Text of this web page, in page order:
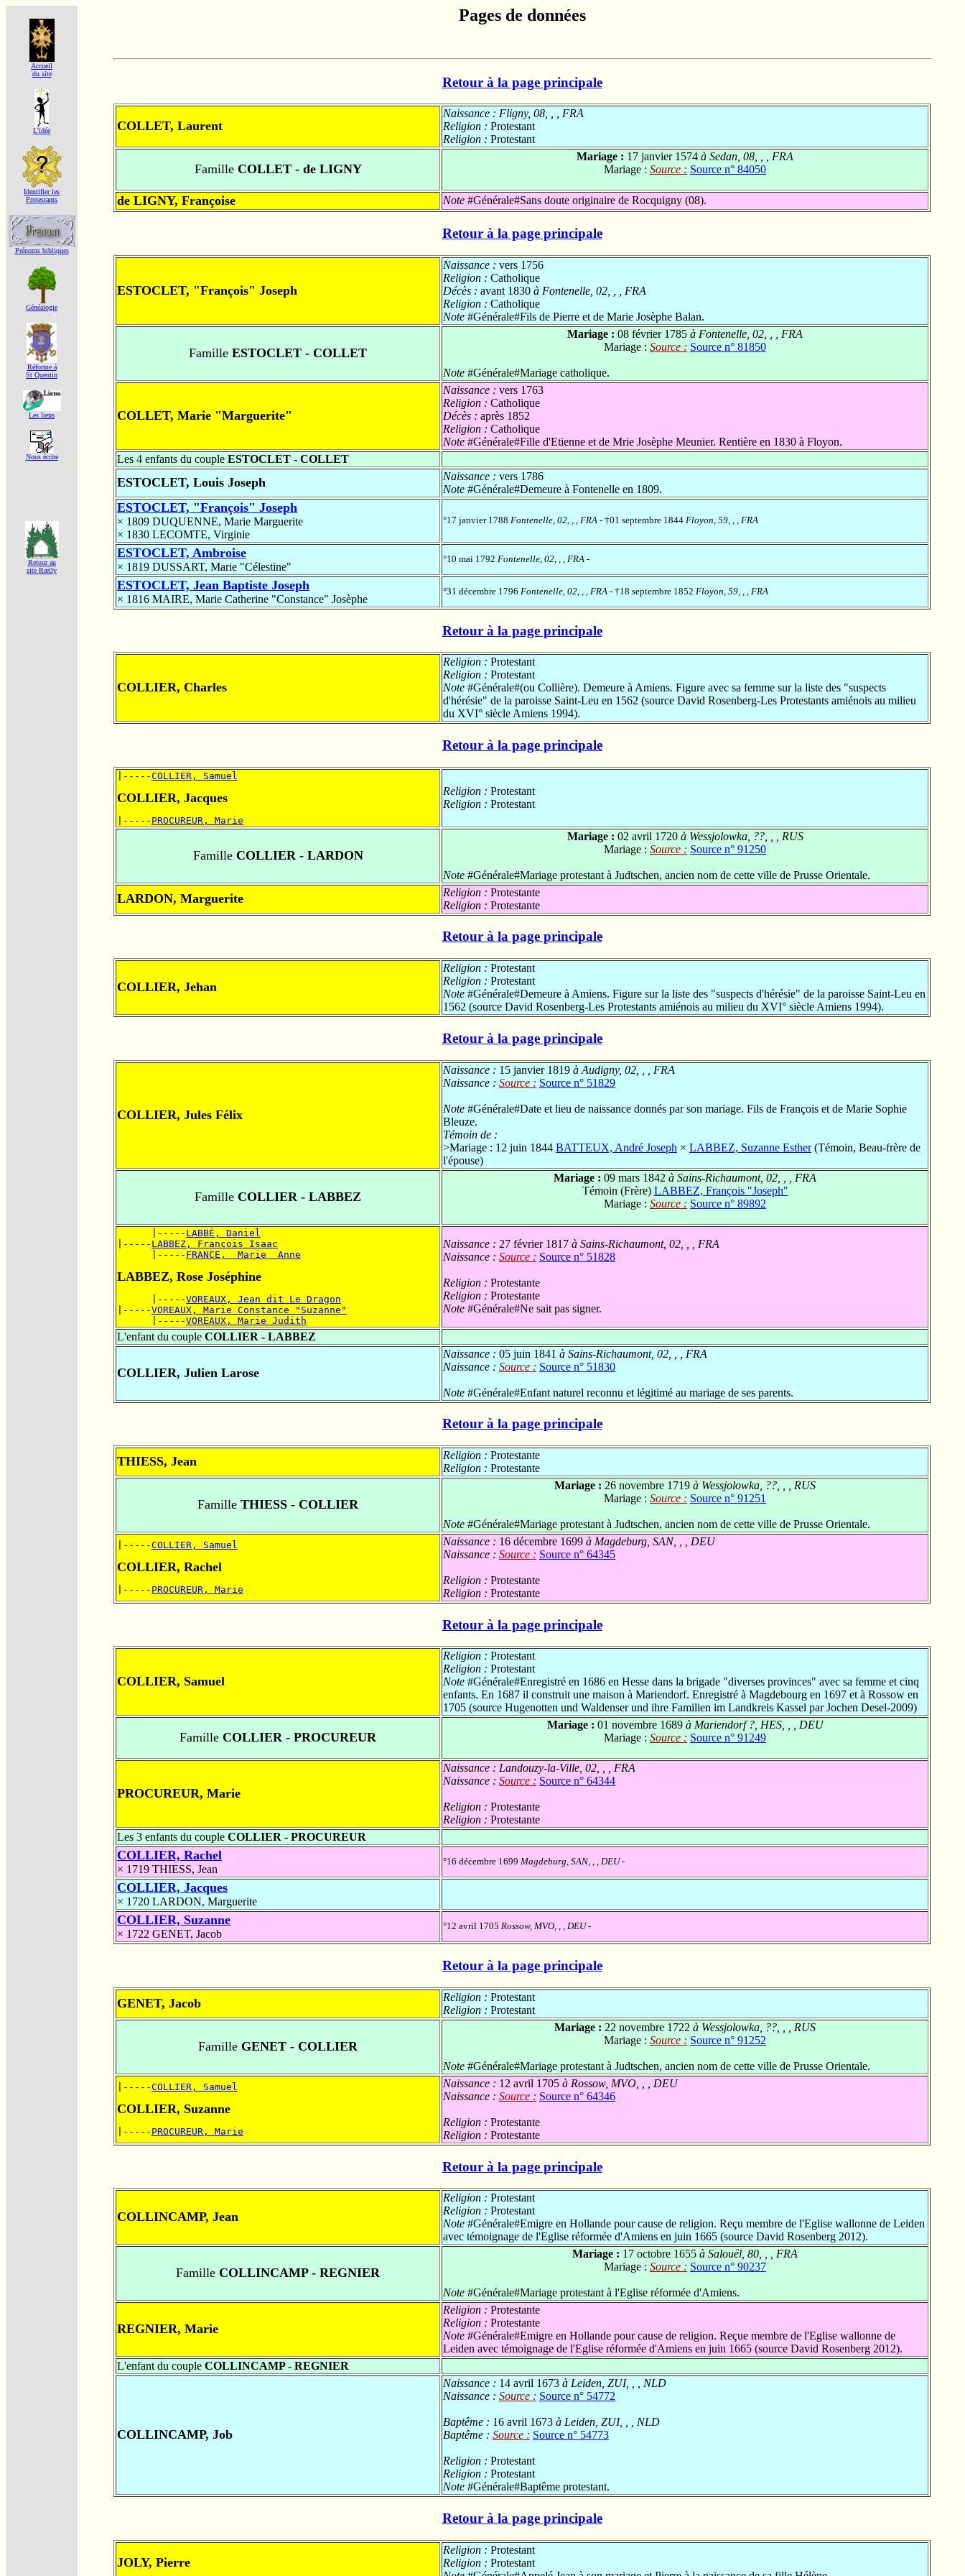
Accueil
du site
L'idée
Identifier les
Protestants
Prénoms bibliques
Généalogie
Réforme á
St Quentin
Les liens
Nous écrire
Retour au
site Rœlly
Pages de données
Retour à la page principale
COLLET, Laurent
Naissance : Fligny, 08, , , FRA
Religion : Protestant
Religion : Protestant
FamilleCOLLET - de LIGNY
Mariage : 17 janvier 1574 à Sedan, 08, , , FRA
Mariage : Source : Source n° 84050
de LIGNY, Françoise Note #Générale#Sans doute originaire de Rocquigny (08).
Retour à la page principale
ESTOCLET, "François" Joseph
Naissance : vers 1756
Religion : Catholique
Décès : avant 1830 à Fontenelle, 02, , , FRA
Religion : Catholique
Note #Générale#Fils de Pierre et de Marie Josèphe Balan.
Famille ESTOCLET - COLLET
Mariage : 08 février 1785 à Fontenelle, 02, , , FRA
Mariage : Source : Source n° 81850
Note #Générale#Mariage catholique.
COLLET, Marie "Marguerite"
Naissance : vers 1763
Religion : Catholique
Décès : après 1852
Religion : Catholique
Note #Générale#Fille d'Etienne et de Mrie Josèphe Meunier. Rentière en 1830 à Floyon.
Les 4 enfants du couple ESTOCLET - COLLET
ESTOCLET, Louis Joseph Naissance : vers 1786
Note #Générale#Demeure à Fontenelle en 1809.
ESTOCLET, "François" Joseph
× 1809 DUQUENNE, Marie Marguerite
× 1830 LECOMTE, Virginie
°17 janvier 1788 Fontenelle, 02, , , FRA - †01 septembre 1844 Floyon, 59, , , FRA
ESTOCLET, Ambroise
× 1819 DUSSART, Marie "Célestine"
°10 mai 1792 Fontenelle, 02, , , FRA -
ESTOCLET, Jean Baptiste Joseph
× 1816 MAIRE, Marie Catherine "Constance" Josèphe
°31 décembre 1796 Fontenelle, 02, , , FRA - †18 septembre 1852 Floyon, 59, , , FRA
Retour à la page principale
COLLIER, Charles
Religion : Protestant
Religion : Protestant
Note #Générale#(ou Collière). Demeure à Amiens. Figure avec sa femme sur la liste des "suspects
d'hérésie" de la paroisse Saint-Leu en 1562 (source David Rosenberg-Les Protestants amiénois au milieu
du XVI° siècle Amiens 1994).
Retour à la page principale
|-----COLLIER, Samuel
COLLIER, Jacques
|----- PROCUREUR, Marie
Religion : Protestant
Religion : Protestant
FamilleCOLLIER - LARDON
Mariage : 02 avril 1720à Wessjolowka, ??, , , RUS
Mariage : Source : Source n° 91250
Note #Générale#Mariage protestant à Judtschen, ancien nom de cette ville de Prusse Orientale.
LARDON, Marguerite Religion : Protestante
Religion : Protestante
Retour à la page principale
COLLIER, Jehan
Religion : Protestant
Religion : Protestant
Note #Générale#Demeure à Amiens. Figure sur la liste des "suspects d'hérésie" de la paroisse Saint-Leu en
1562 (source David Rosenberg-Les Protestants amiénois au milieu du XVI° siècle Amiens 1994).
Retour à la page principale
COLLIER, Jules Félix
Naissance : 15 janvier 1819 à Audigny, 02, , , FRA
Naissance : Source : Source n° 51829
Note #Générale#Date et lieu de naissance donnés par son mariage. Fils de François et de Marie Sophie
Bleuze.
Témoin de :
>Mariage : 12 juin 1844 BATTEUX, André Joseph × LABBEZ, Suzanne Esther(Témoin, Beau-frère de
l'épouse)
Famille COLLIER - LABBEZ
Mariage : 09 mars 1842 à Sains-Richaumont, 02, , , FRA
Témoin (Frère) LABBEZ, François "Joseph"
Mariage : Source : Source n° 89892
      |-----
LABBÉ, Daniel
|----- LABBEZ, François Isaac
      |-----
FRANCE,  Marie  Anne
LABBEZ, Rose Joséphine
      |-----
VOREAUX, Jean dit Le Dragon
|-----VOREAUX, Marie Constance "Suzanne"
      |-----
VOREAUX, Marie Judith
Naissance : 27 février 1817 à Sains-Richaumont, 02, , , FRA
Naissance : Source : Source n° 51828
Religion : Protestante
Religion : Protestante
Note #Générale#Ne sait pas signer.
L'enfant du couple COLLIER - LABBEZ
COLLIER, Julien Larose
Naissance : 05 juin 1841 à Sains-Richaumont, 02, , , FRA
Naissance : Source : Source n° 51830
Note #Générale#Enfant naturel reconnu et légitimé au mariage de ses parents.
Retour à la page principale
THIESS, Jean Religion : Protestante
Religion : Protestante
Famille THIESS - COLLIER
Mariage : 26 novembre 1719 à Wessjolowka, ??, , , RUS
Mariage : Source : Source n° 91251
Note #Générale#Mariage protestant à Judtschen, ancien nom de cette ville de Prusse Orientale.
|-----COLLIER, Samuel
COLLIER, Rachel
|----- PROCUREUR, Marie
Naissance : 16 décembre 1699 à Magdeburg, SAN, , , DEU
Naissance : Source : Source n° 64345
Religion : Protestante
Religion : Protestante
Retour à la page principale
COLLIER, Samuel
Religion : Protestant
Religion : Protestant
Note #Générale#Enregistré en 1686 en Hesse dans la brigade "diverses provinces" avec sa femme et cinq
enfants. En 1687 il construit une maison à Mariendorf. Enregistré à Magdebourg en 1697 et à Rossow en
1705 (source Hugenotten und Waldenser und ihre Familien im Landkreis Kassel par Jochen Desel-2009)
Famille COLLIER - PROCUREUR
Mariage : 01 novembre 1689à Mariendorf ?, HES, , , DEU
Mariage : Source : Source n° 91249
PROCUREUR, Marie
Naissance : Landouzy-la-Ville, 02, , , FRA
Naissance : Source : Source n° 64344
Religion : Protestante
Religion : Protestante
Les 3 enfants du couple COLLIER - PROCUREUR
COLLIER, Rachel
× 1719 THIESS, Jean
°16 décembre 1699 Magdeburg, SAN, , , DEU-
COLLIER, Jacques
× 1720 LARDON, Marguerite
COLLIER, Suzanne
× 1722 GENET, Jacob
°12 avril 1705 Rossow, MVO, , , DEU-
Retour à la page principale
GENET, Jacob Religion : Protestant
Religion : Protestant
Famille GENET - COLLIER
Mariage : 22 novembre 1722 à Wessjolowka, ??, , , RUS
Mariage : Source : Source n° 91252
Note #Générale#Mariage protestant à Judtschen, ancien nom de cette ville de Prusse Orientale.
|-----COLLIER, Samuel
COLLIER, Suzanne
|----- PROCUREUR, Marie
Naissance : 12 avril 1705 à Rossow, MVO, , , DEU
Naissance : Source : Source n° 64346
Religion : Protestante
Religion : Protestante
Retour à la page principale
COLLINCAMP, Jean
Religion : Protestant
Religion : Protestant
Note #Générale#Emigre en Hollande pour cause de religion. Reçu membre de l'Eglise wallonne de Leiden
avec témoignage de l'Eglise réformée d'Amiens en juin 1665 (source David Rosenberg 2012).
Famille COLLINCAMP - REGNIER
Mariage : 17 octobre 1655 à Salouël, 80, , , FRA
Mariage : Source : Source n° 90237
Note #Générale#Mariage protestant à l'Eglise réformée d'Amiens.
REGNIER, Marie
Religion : Protestante
Religion : Protestante
Note #Générale#Emigre en Hollande pour cause de religion. Reçue membre de l'Eglise wallonne de
Leiden avec témoignage de l'Eglise réformée d'Amiens en juin 1665 (source David Rosenberg 2012).
L'enfant du couple COLLINCAMP - REGNIER
COLLINCAMP, Job
Naissance : 14 avril 1673 à Leiden, ZUI, , , NLD
Naissance : Source : Source n° 54772
Baptême : 16 avril 1673 à Leiden, ZUI, , , NLD
Baptême : Source : Source n° 54773
Religion : Protestant
Religion : Protestant
Note #Générale#Baptême protestant.
Retour à la page principale
JOLY, Pierre
Religion : Protestant
Religion : Protestant